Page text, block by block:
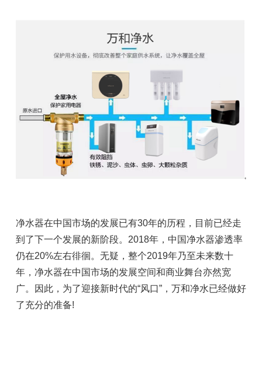
净水器在中国市场的发展已有30年的历程，目前已经走
到了下一个发展的新阶段。2018年，中国净水器渗透率
仍在20%左右徘徊。无疑，整个2019年乃至未来数十
年，净水器在中国市场的发展空间和商业舞台亦然宽
广。因此，为了迎接新时代的“风口”，万和净水已经做好
了充分的准备!